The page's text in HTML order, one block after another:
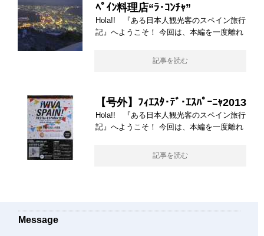
ﾍﾟｲﾝ料理店“ﾗ･ｺﾝﾁｬ”
Hola!! 『ある日本人観光客のスペイン旅行
記』へようこそ！ 今回は、本編を一度離れ
記事を読む
【号外】ﾌｨｴｽﾀ･ﾃﾞ･ｴｽﾊﾟｰﾆｬ2013
Hola!! 『ある日本人観光客のスペイン旅行
記』へようこそ！ 今回は、本編を一度離れ
記事を読む
Message